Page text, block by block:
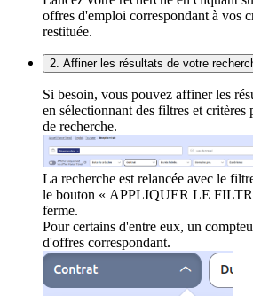
offres d'emploi correspondant à vos
restituée.
2. Affiner les résultats de votre
Si besoin, vous pouvez affiner les
en sélectionnant des filtres et critères
de recherche.
La recherche est relancée avec le
le bouton « APPLIQUER LE
ferme.
Pour certains d'entre eux, un
d'offres correspondant.